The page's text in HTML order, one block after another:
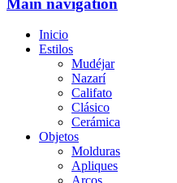
Main navigation
Inicio
Estilos
Mudéjar
Nazarí
Califato
Clásico
Cerámica
Objetos
Molduras
Apliques